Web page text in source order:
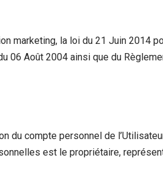
marketing, la loi du 21 Juin 2014
06 Août 2004 ainsi que du
du compte personnel de
est le propriétaire,